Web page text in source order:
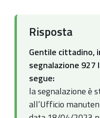
Risposta
Gentile cittadino,
segnalazione 927
segue:
la segnalazione è
all’Ufficio